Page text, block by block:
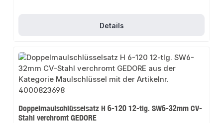
Details
Doppelmaulschlüsselsatz H 6-120 12-tlg. SW6-32mm CV-
Stahl verchromt GEDORE